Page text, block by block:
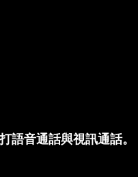
語音通話與視訊通話。